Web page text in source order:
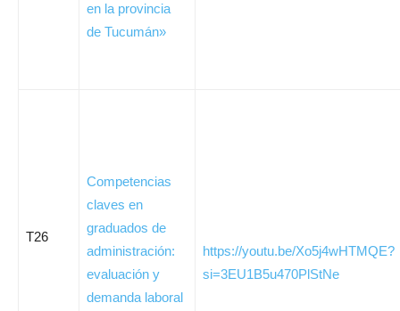
en la provincia
de Tucumán»
T26
Competencias
claves en
graduados de
administración:
evaluación y
demanda laboral
https://youtu.be/Xo5j4wHTMQE?
si=3EU1B5u470PlStNe